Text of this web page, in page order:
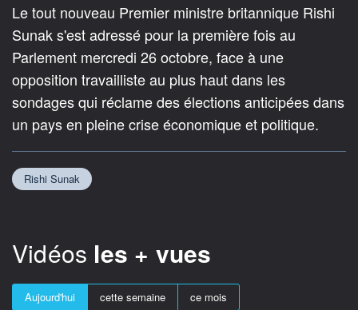
Le tout nouveau Premier ministre britannique Rishi
Sunak s'est adressé pour la première fois au
Parlement mercredi 26 octobre, face à une
opposition travailliste au plus haut dans les
sondages qui réclame des élections anticipées dans
un pays en pleine crise économique et politique.
Rishi Sunak
Vidéos les + vues
Aujourd'hui cette semaine ce mois